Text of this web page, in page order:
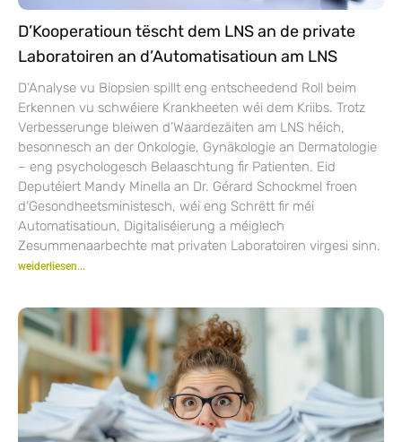
D’Kooperatioun tëscht dem LNS an de private
Laboratoiren an d’Automatisatioun am LNS
D’Analyse vu Biopsien spillt eng entscheedend Roll beim
Erkennen vu schwéiere Krankheeten wéi dem Kriibs. Trotz
Verbesserunge bleiwen d’Waardezäiten am LNS héich,
besonnesch an der Onkologie, Gynäkologie an Dermatologie
– eng psychologesch Belaaschtung fir Patienten. Eid
Deputéiert Mandy Minella an Dr. Gérard Schockmel froen
d’Gesondheetsministesch, wéi eng Schrëtt fir méi
Automatisatioun, Digitaliséierung a méiglech
Zesummenaarbechte mat privaten Laboratoiren virgesi sinn.
weiderliesen...